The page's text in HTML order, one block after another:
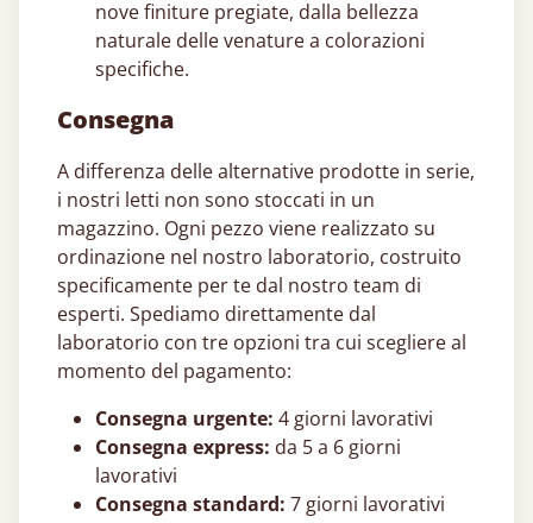
nove finiture pregiate, dalla bellezza
naturale delle venature a colorazioni
specifiche.
Consegna
A differenza delle alternative prodotte in serie,
i nostri letti non sono stoccati in un
magazzino. Ogni pezzo viene realizzato su
ordinazione nel nostro laboratorio, costruito
specificamente per te dal nostro team di
esperti. Spediamo direttamente dal
laboratorio con tre opzioni tra cui scegliere al
momento del pagamento:
Consegna urgente: 4 giorni lavorativi
Consegna express: da 5 a 6 giorni
lavorativi
Consegna standard: 7 giorni lavorativi